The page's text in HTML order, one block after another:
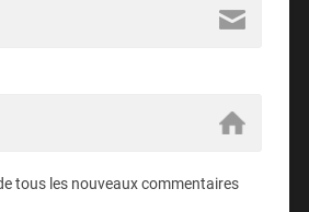
tous les nouveaux commentaires